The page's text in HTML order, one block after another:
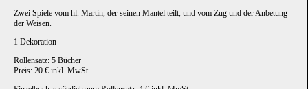
Zwei Spiele vom hl. Martin, der seinen Mantel teilt, und vom Zug und der Anbetung
der Weisen.
1 Dekoration
Rollensatz: 5 Bücher
Preis: 20 € inkl. MwSt.